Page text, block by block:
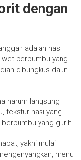
dengan
adalah nasi
berbumbu yang
dibungkus daun
harum langsung
tekstur nasi yang
yang gurih.
yakni mulai
menu